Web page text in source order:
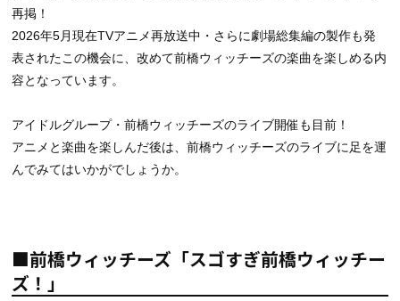
再掲！
2026年5月現在TVアニメ再放送中・さらに劇場総集編の製作も発
表されたこの機会に、改めて前橋ウィッチーズの楽曲を楽しめる内
容となっています。
アイドルグループ・前橋ウィッチーズのライブ開催も目前！
アニメと楽曲を楽しんだ後は、前橋ウィッチーズのライブに足を運
んでみてはいかがでしょうか。
■前橋ウィッチーズ「スゴすぎ前橋ウィッチー
ズ！」